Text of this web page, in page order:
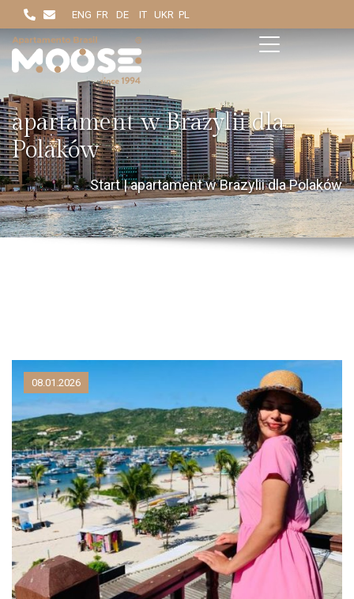
ENG FR DE IT UKR PL
apartament w Brazylii dla
Polaków
Start|apartament w Brazylii dla Polaków
08.01.2026